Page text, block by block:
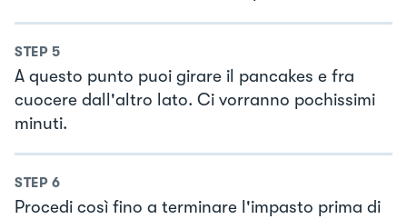
STEP 5
A questo punto puoi girare il pancakes e fra
cuocere dall'altro lato. Ci vorranno pochissimi
minuti.
STEP 6
Procedi così fino a terminare l'impasto prima di